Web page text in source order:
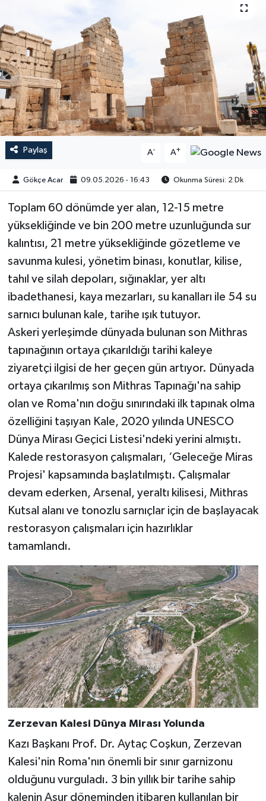
Paylaş A- A+
Gökçe Acar 09.05.2026 - 16:43 Okunma Süresi: 2 Dk
Toplam 60 dönümde yer alan, 12-15 metre
yüksekliğinde ve bin 200 metre uzunluğunda sur
kalıntısı, 21 metre yüksekliğinde gözetleme ve
savunma kulesi, yönetim binası, konutlar, kilise,
tahıl ve silah depoları, sığınaklar, yer altı
ibadethanesi, kaya mezarları, su kanalları ile 54 su
sarnıcı bulunan kale, tarihe ışık tutuyor.
Askeri yerleşimde dünyada bulunan son Mithras
tapınağının ortaya çıkarıldığı tarihi kaleye
ziyaretçi ilgisi de her geçen gün artıyor. Dünyada
ortaya çıkarılmış son Mithras Tapınağı'na sahip
olan ve Roma'nın doğu sınırındaki ilk tapınak olma
özelliğini taşıyan Kale, 2020 yılında UNESCO
Dünya Mirası Geçici Listesi'ndeki yerini almıştı.
Kalede restorasyon çalışmaları, ‘Geleceğe Miras
Projesi' kapsamında başlatılmıştı. Çalışmalar
devam ederken, Arsenal, yeraltı kilisesi, Mithras
Kutsal alanı ve tonozlu sarnıçlar için de başlayacak
restorasyon çalışmaları için hazırlıklar
tamamlandı.
Zerzevan Kalesi Dünya Mirası Yolunda
Kazı Başkanı Prof. Dr. Aytaç Coşkun, Zerzevan
Kalesi'nin Roma'nın önemli bir sınır garnizonu
olduğunu vurguladı. 3 bin yıllık bir tarihe sahip
kalenin Asur döneminden itibaren kullanılan bir